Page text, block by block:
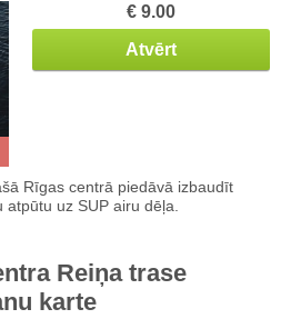
€ 9.00
Atvērt
Rīgas centrā piedāvā izbaudīt
uz SUP airu dēļa.
Reiņa trase
karte